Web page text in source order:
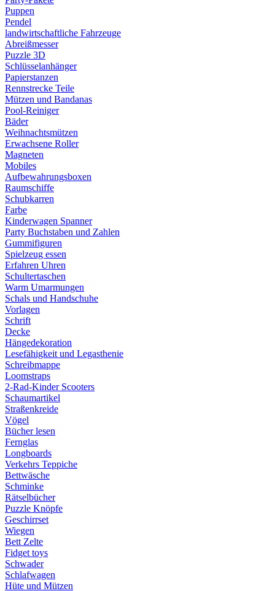
Puppen
Pendel
landwirtschaftliche Fahrzeuge
Abreißmesser
Puzzle 3D
Schlüsselanhänger
Papierstanzen
Rennstrecke Teile
Mützen und Bandanas
Pool-Reiniger
Bäder
Weihnachtsmützen
Erwachsene Roller
Magneten
Mobiles
Aufbewahrungsboxen
Raumschiffe
Schubkarren
Farbe
Kinderwagen Spanner
Party Buchstaben und Zahlen
Gummifiguren
Spielzeug essen
Erfahren Uhren
Schultertaschen
Warm Umarmungen
Schals und Handschuhe
Vorlagen
Schrift
Decke
Hängedekoration
Lesefähigkeit und Legasthenie
Schreibmappe
Loomstraps
2-Rad-Kinder Scooters
Schaumartikel
Straßenkreide
Vögel
Bücher lesen
Fernglas
Longboards
Verkehrs Teppiche
Bettwäsche
Schminke
Rätselbücher
Puzzle Knöpfe
Geschirrset
Wiegen
Bett Zelte
Fidget toys
Schwader
Schlafwagen
Hüte und Mützen